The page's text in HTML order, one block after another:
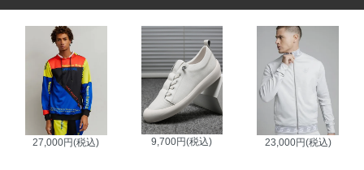
27,000円(税込) 9,700円(税込) 23,000円(税込)